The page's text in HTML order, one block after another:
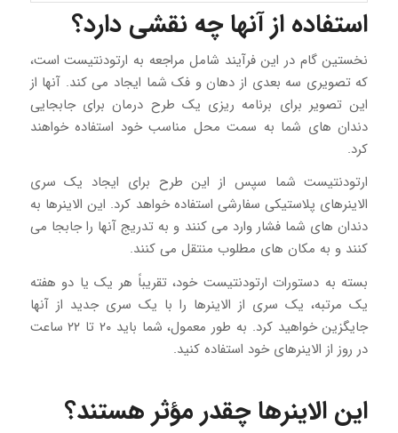
استفاده از آنها چه نقشی دارد؟
نخستین گام در این فرآیند شامل مراجعه به ارتودنتیست است،
که تصویری سه بعدی از دهان و فک شما ایجاد می کند. آنها از
این تصویر برای برنامه ریزی یک طرح درمان برای جابجایی
دندان های شما به سمت محل مناسب خود استفاده خواهند
کرد.
ارتودنتیست شما سپس از این طرح برای ایجاد یک سری
الاینرهای پلاستیکی سفارشی استفاده خواهد کرد. این الاینرها به
دندان های شما فشار وارد می کنند و به تدریج آنها را جابجا می
کنند و به مکان های مطلوب منتقل می کنند.
بسته به دستورات ارتودنتیست خود، تقریباً هر یک یا دو هفته
یک مرتبه، یک سری از الاینرها را با یک سری جدید از آنها
جایگزین خواهید کرد. به طور معمول، شما باید ۲۰ تا ۲۲ ساعت
در روز از الاینرهای خود استفاده کنید.
این الاینرها چقدر مؤثر هستند؟